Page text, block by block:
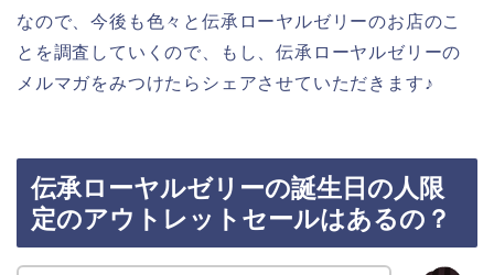
なので、今後も色々と伝承ローヤルゼリーのお店のこ
とを調査していくので、もし、伝承ローヤルゼリーの
メルマガをみつけたらシェアさせていただきます♪
伝承ローヤルゼリーの誕生日の人限
定のアウトレットセールはあるの？